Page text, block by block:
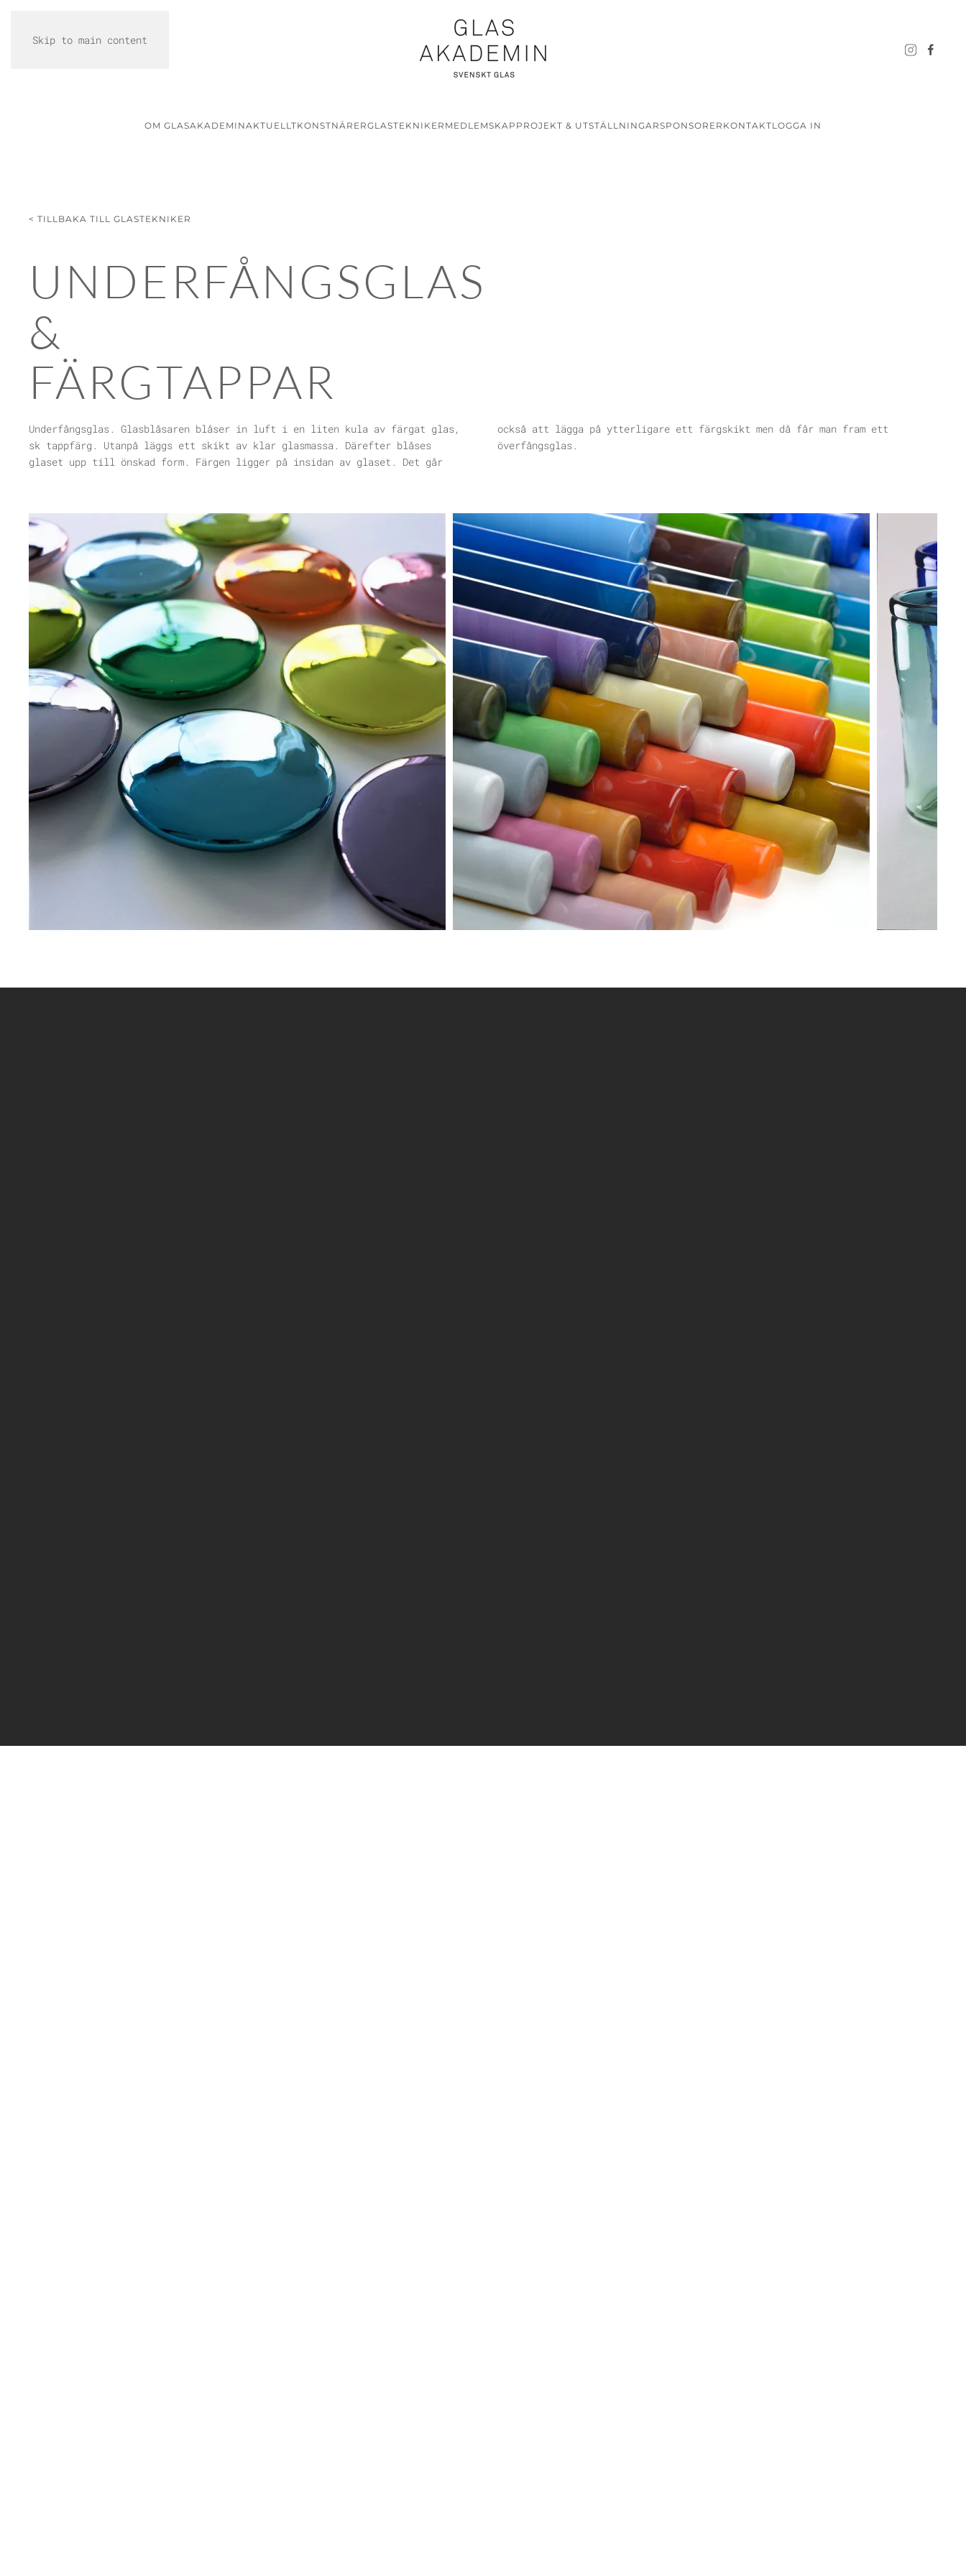
Skip to main content
OM GLASAKADEMINAKTUELLTKONSTNÄRERGLASTEKNIKER MEDLEMSKAP PROJEKT & UTSTÄLLNINGARSPONSORER KONTAKTLOGGA IN
< TILLBAKA TILL GLASTEKNIKER
UNDERFÅNGSGLAS
&
FÄRGTAPPAR
Underfångsglas. Glasblåsaren blåser in luft i en liten kula av färgat glas,
sk tappfärg. Utanpå läggs ett skikt av klar glasmassa. Därefter blåses
glaset upp till önskad form. Färgen ligger på insidan av glaset. Det går
också att lägga på ytterligare ett färgskikt men då får man fram ett
överfångsglas.